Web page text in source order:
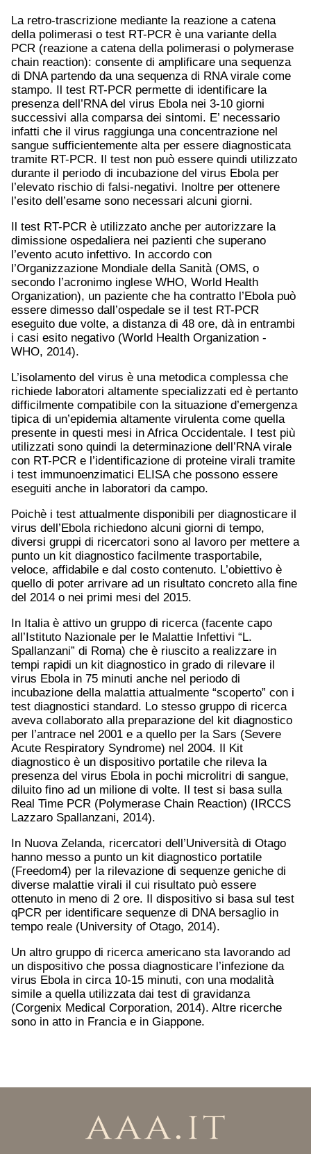
La retro-trascrizione mediante la reazione a catena
della polimerasi o test RT-PCR è una variante della
PCR (reazione a catena della polimerasi o polymerase
chain reaction): consente di amplificare una sequenza
di DNA partendo da una sequenza di RNA virale come
stampo. Il test RT-PCR permette di identificare la
presenza dell’RNA del virus Ebola nei 3-10 giorni
successivi alla comparsa dei sintomi. E’ necessario
infatti che il virus raggiunga una concentrazione nel
sangue sufficientemente alta per essere diagnosticata
tramite RT-PCR. Il test non può essere quindi utilizzato
durante il periodo di incubazione del virus Ebola per
l’elevato rischio di falsi-negativi. Inoltre per ottenere
l’esito dell’esame sono necessari alcuni giorni.
Il test RT-PCR è utilizzato anche per autorizzare la
dimissione ospedaliera nei pazienti che superano
l’evento acuto infettivo. In accordo con
l’Organizzazione Mondiale della Sanità (OMS, o
secondo l’acronimo inglese WHO, World Health
Organization), un paziente che ha contratto l’Ebola può
essere dimesso dall’ospedale se il test RT-PCR
eseguito due volte, a distanza di 48 ore, dà in entrambi
i casi esito negativo (World Health Organization -
WHO, 2014).
L’isolamento del virus è una metodica complessa che
richiede laboratori altamente specializzati ed è pertanto
difficilmente compatibile con la situazione d’emergenza
tipica di un’epidemia altamente virulenta come quella
presente in questi mesi in Africa Occidentale. I test più
utilizzati sono quindi la determinazione dell’RNA virale
con RT-PCR e l’identificazione di proteine virali tramite
i test immunoenzimatici ELISA che possono essere
eseguiti anche in laboratori da campo.
Poichè i test attualmente disponibili per diagnosticare il
virus dell’Ebola richiedono alcuni giorni di tempo,
diversi gruppi di ricercatori sono al lavoro per mettere a
punto un kit diagnostico facilmente trasportabile,
veloce, affidabile e dal costo contenuto. L’obiettivo è
quello di poter arrivare ad un risultato concreto alla fine
del 2014 o nei primi mesi del 2015.
In Italia è attivo un gruppo di ricerca (facente capo
all’Istituto Nazionale per le Malattie Infettivi “L.
Spallanzani” di Roma) che è riuscito a realizzare in
tempi rapidi un kit diagnostico in grado di rilevare il
virus Ebola in 75 minuti anche nel periodo di
incubazione della malattia attualmente “scoperto” con i
test diagnostici standard. Lo stesso gruppo di ricerca
aveva collaborato alla preparazione del kit diagnostico
per l’antrace nel 2001 e a quello per la Sars (Severe
Acute Respiratory Syndrome) nel 2004. Il Kit
diagnostico è un dispositivo portatile che rileva la
presenza del virus Ebola in pochi microlitri di sangue,
diluito fino ad un milione di volte. Il test si basa sulla
Real Time PCR (Polymerase Chain Reaction) (IRCCS
Lazzaro Spallanzani, 2014).
In Nuova Zelanda, ricercatori dell’Università di Otago
hanno messo a punto un kit diagnostico portatile
(Freedom4) per la rilevazione di sequenze geniche di
diverse malattie virali il cui risultato può essere
ottenuto in meno di 2 ore. Il dispositivo si basa sul test
qPCR per identificare sequenze di DNA bersaglio in
tempo reale (University of Otago, 2014).
Un altro gruppo di ricerca americano sta lavorando ad
un dispositivo che possa diagnosticare l’infezione da
virus Ebola in circa 10-15 minuti, con una modalità
simile a quella utilizzata dai test di gravidanza
(Corgenix Medical Corporation, 2014). Altre ricerche
sono in atto in Francia e in Giappone.